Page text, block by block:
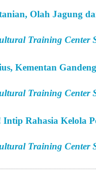
Olah Jagung
Training Center
Kementan
Training Center
Rahasia Kelola
Training Center